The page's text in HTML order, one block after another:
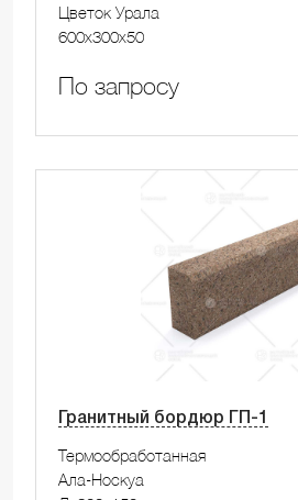
Цветок Урала
600x300x50
По запросу
Гранитный бордюр ГП-1
Термообработанная
Ала-Носкуа